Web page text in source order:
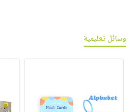
وسائل تعليمية